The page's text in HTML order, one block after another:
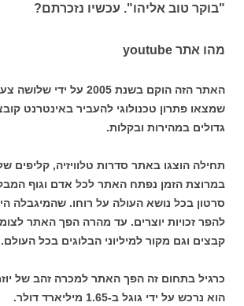
"בוקר טוב אליהו". עכשיו נזכרתם?
מהו אתר youtube
האתר הזה הוקם בשנת 2005 על
שמצאו פתרון טכנולוגי להעביר באינטרנט
גדולים במהירות ובקלות.
תחילה הוצגו באתר סדרות טלוויזיה, קליפים
במרוצת הזמן נפתח האתר לכל אדם וגוף
סרטון בכל נושא העולה על רוחו. שהמיגבלה
להפר זכויות יוצרים. עד מהרה הפך האתר
קבצים וגם מקור למיליוני הבלוגים בכל העולם.
כרגיל בתחום זה הפך האתר למכרה זהב של
הוא נרכש על ידי גוגל ב-1.65 מיליארד דולר.